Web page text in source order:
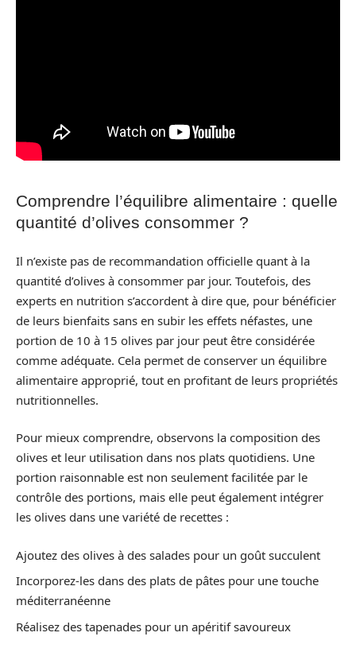
Comprendre l’équilibre alimentaire : quelle
quantité d’olives consommer ?
Il n’existe pas de recommandation officielle quant à la
quantité d’olives à consommer par jour. Toutefois, des
experts en nutrition s’accordent à dire que, pour bénéficier
de leurs bienfaits sans en subir les effets néfastes, une
portion de 10 à 15 olives par jour peut être considérée
comme adéquate. Cela permet de conserver un équilibre
alimentaire approprié, tout en profitant de leurs propriétés
nutritionnelles.
Pour mieux comprendre, observons la composition des
olives et leur utilisation dans nos plats quotidiens. Une
portion raisonnable est non seulement facilitée par le
contrôle des portions, mais elle peut également intégrer
les olives dans une variété de recettes :
Ajoutez des olives à des salades pour un goût succulent
Incorporez-les dans des plats de pâtes pour une touche
méditerranéenne
Réalisez des tapenades pour un apéritif savoureux